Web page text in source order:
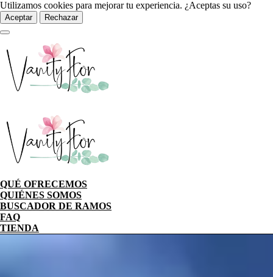
Utilizamos cookies para mejorar tu experiencia. ¿Aceptas su uso?
Aceptar Rechazar
QUÉ OFRECEMOS
QUIÉNES SOMOS
BUSCADOR DE RAMOS
FAQ
TIENDA